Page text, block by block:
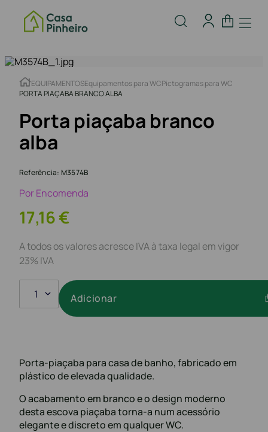
EQUIPAMENTOSEquipamentos para WCPictogramas para WC
PORTA PIAÇABA BRANCO ALBA
Porta piaçaba branco
alba
Referência: M3574B
Por Encomenda
17,16€
A todos os valores acresce IVA à taxa legal em vigor
23% IVA
1 Adicionar
Porta-piaçaba para casa de banho, fabricado em
plástico de elevada qualidade.
O acabamento em branco e o design moderno
desta escova piaçaba torna-a num acessório
elegante e discreto em qualquer WC.